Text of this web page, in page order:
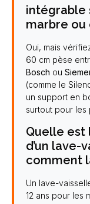
intégrable
marbre ou
Oui, mais
60 cm pèse
Bosch ou
(comme le
un support en
surtout pour les
Quelle est
d’un
comment
Un lave-
12 ans pour les